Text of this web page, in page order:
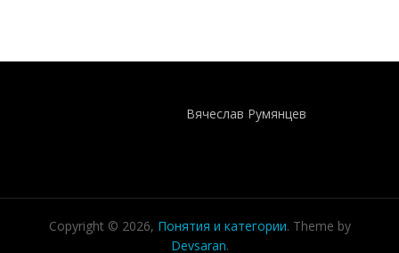
Вячеслав Румянцев
Copyright © 2026, Понятия и категории. Theme by
Devsaran.